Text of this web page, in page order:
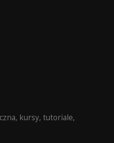
kursy, tutoriale,